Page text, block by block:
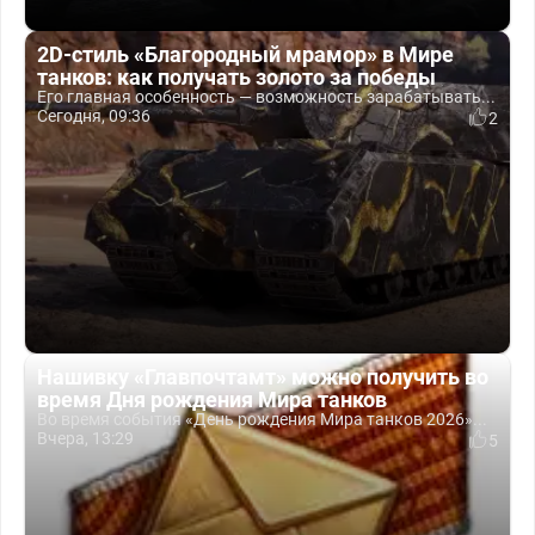
2D-стиль «Благородный мрамор» в Мире
танков: как получать золото за победы
Его главная особенность — возможность зарабатывать...
Сегодня, 09:36
2
Нашивку «Главпочтамт» можно получить во
время Дня рождения Мира танков
Во время события «День рождения Мира танков 2026»...
Вчера, 13:29
5